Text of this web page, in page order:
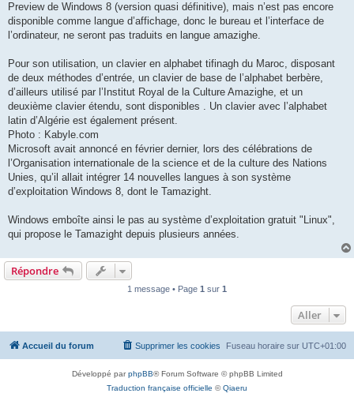
Preview de Windows 8 (version quasi définitive), mais n’est pas encore
disponible comme langue d’affichage, donc le bureau et l’interface de
l’ordinateur, ne seront pas traduits en langue amazighe.
Pour son utilisation, un clavier en alphabet tifinagh du Maroc, disposant
de deux méthodes d’entrée, un clavier de base de l’alphabet berbère,
d’ailleurs utilisé par l’Institut Royal de la Culture Amazighe, et un
deuxième clavier étendu, sont disponibles . Un clavier avec l’alphabet
latin d’Algérie est également présent.
Photo : Kabyle.com
Microsoft avait annoncé en février dernier, lors des célébrations de
l’Organisation internationale de la science et de la culture des Nations
Unies, qu’il allait intégrer 14 nouvelles langues à son système
d’exploitation Windows 8, dont le Tamazight.
Windows emboîte ainsi le pas au système d’exploitation gratuit "Linux",
qui propose le Tamazight depuis plusieurs années.
Répondre
1 message • Page 1 sur 1
Aller
Accueil du forum Fuseau horaire sur UTC+01:00
Supprimer les cookies
Développé parphpBB® Forum Software © phpBB Limited
Traduction française officielle ©Qiaeru